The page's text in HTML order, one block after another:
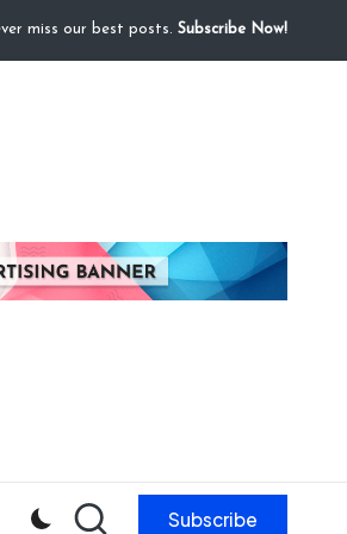
miss our best posts. Subscribe Now!
Subscribe